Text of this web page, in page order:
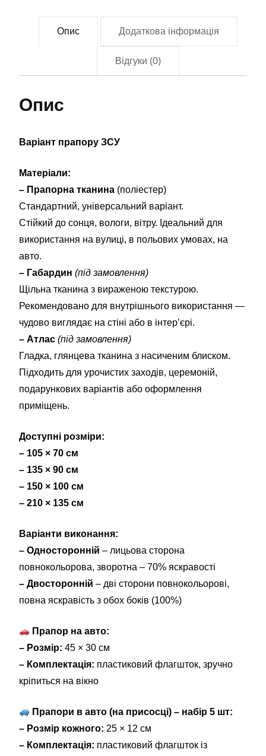
(Flag-
Опис Додаткова інформація
Відгуки (0)
Опис
Варіант прапору ЗСУ
Матеріали:
– Прапорна тканина (поліестер)
Стандартний, універсальний варіант.
Стійкий до сонця, вологи, вітру. Ідеальний для
використання на вулиці, в польових умовах, на
авто.
– Габардин (під замовлення)
Щільна тканина з вираженою текстурою.
Рекомендовано для внутрішнього використання —
чудово виглядає на стіні або в інтер’єрі.
– Атлас (під замовлення)
Гладка, глянцева тканина з насиченим блиском.
Підходить для урочистих заходів, церемоній,
подарункових варіантів або оформлення
приміщень.
Доступні розміри:
– 105 × 70 см
– 135 × 90 см
– 150 × 100 см
– 210 × 135 см
Варіанти виконання:
– Односторонній – лицьова сторона
повнокольорова, зворотна – 70% яскравості
– Двосторонній – дві сторони повнокольорові,
повна яскравість з обох боків (100%)
Прапор на авто:
– Розмір: 45 × 30 см
– Комплектація: пластиковий флагшток, зручно
кріпиться на вікно
Прапори в авто (на присосці) – набір 5 шт:
– Розмір кожного: 25 × 12 см
– Комплектація: пластиковий флагшток із